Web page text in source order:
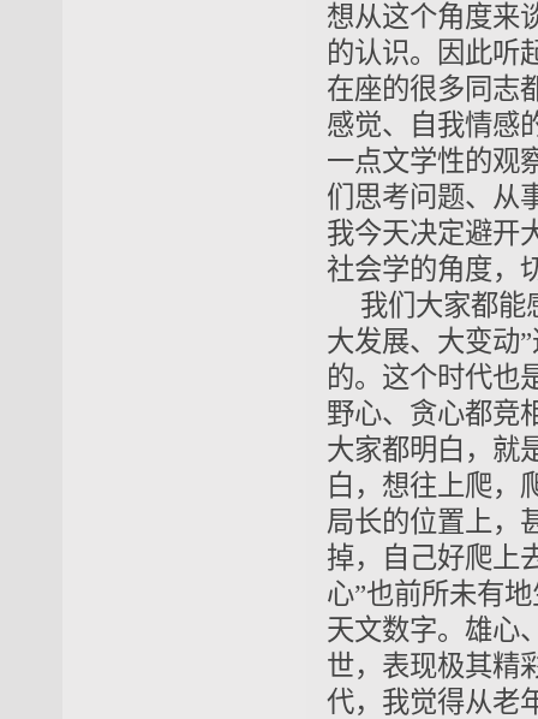
想从这个角度来
的认识。因此听
在座的很多同志
感觉、自我情感
一点文学性的观
们思考问题、从
我今天决定避开
社会学的角度，
我们大家都能
大发展、大变动
的。这个时代也
野心、贪心都竞
大家都明白，就
白，想往上爬，
局长的位置上，
掉，自己好爬上
心”也前所未有
天文数字。雄心
世，表现极其精
代，我觉得从老